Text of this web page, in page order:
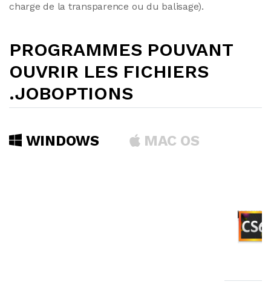
charge de la transparence ou du balisage).
PROGRAMMES POUVANT
OUVRIR LES FICHIERS
.JOBOPTIONS
WINDOWS MAC OS